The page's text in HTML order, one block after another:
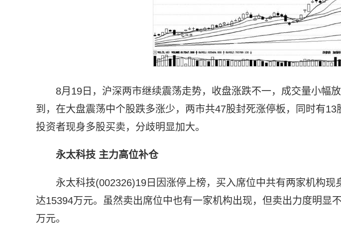
8月19日，沪深两市继续震荡走势，收盘涨跌不一，成交量小幅
到，在大盘震荡中个股跌多涨少，两市共47股封死涨停板，同时有13
投资者现身多股买卖，分歧明显加大。
永太科技 主力高位补仓
永太科技(002326)19日因涨停上榜，买入席位中共有两家机构现
达15394万元。虽然卖出席位中也有一家机构出现，但卖出力度明显
万元。